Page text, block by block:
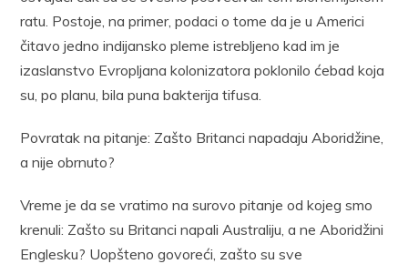
ratu. Postoje, na primer, podaci o tome da je u Americi
čitavo jedno indijansko pleme istrebljeno kad im je
izaslanstvo Evropljana kolonizatora poklonilo ćebad koja
su, po planu, bila puna bakterija tifusa.
Povratak na pitanje: Zašto Britanci napadaju Aboridžine,
a nije obrnuto?
Vreme je da se vratimo na surovo pitanje od kojeg smo
krenuli: Zašto su Britanci napali Australiju, a ne Aboridžini
Englesku? Uopšteno govoreći, zašto su sve